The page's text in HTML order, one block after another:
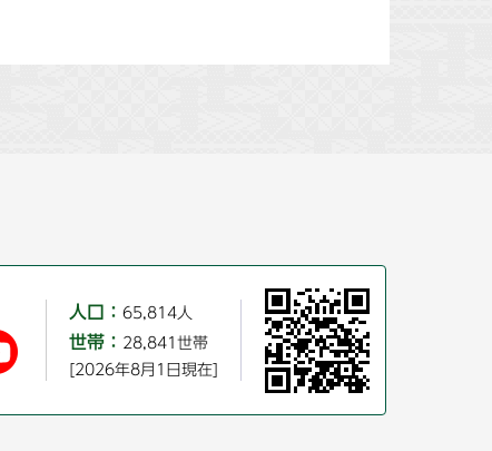
人口： 65,814人
世帯： 28,841世帯
[2026年8月1日現在]